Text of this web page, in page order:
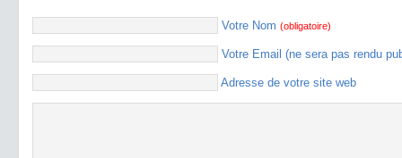
Votre Nom (obligatoire)
Votre Email (ne sera pas rendu
Adresse de votre site web